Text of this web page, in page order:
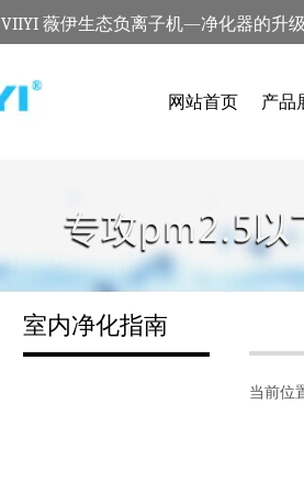
VIIYI 薇伊生态负离子机—净化器的升
网站首页 产品
室内净化指南
当前位